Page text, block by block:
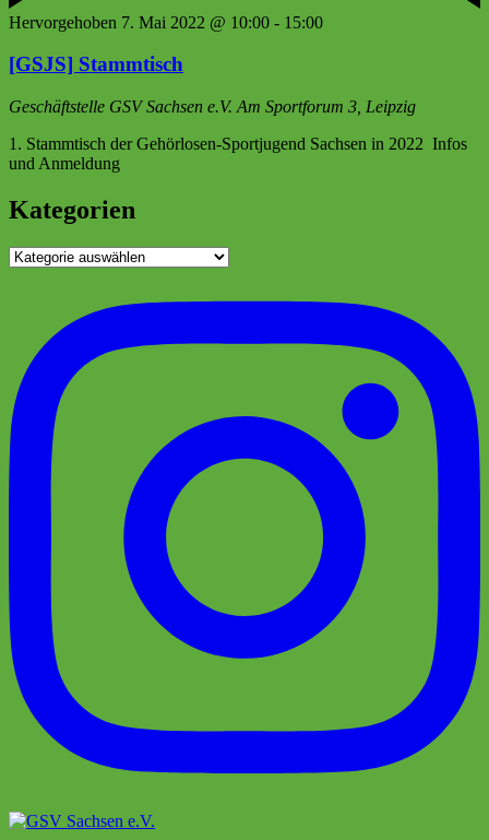
Hervorgehoben 7. Mai 2022 @ 10:00 - 15:00
[GSJS] Stammtisch
Geschäftstelle GSV Sachsen e.V. Am Sportforum 3, Leipzig
1. Stammtisch der Gehörlosen-Sportjugend Sachsen in 2022 Infos
und Anmeldung
Kategorien
Kategorien